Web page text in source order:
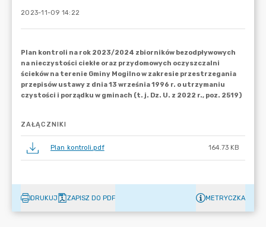
2023-11-09 14:22
ZAŁĄCZNIKI
Plan kontroli.pdf 164.73 KB
DRUKUJ ZAPISZ DO PDF METRYCZKA